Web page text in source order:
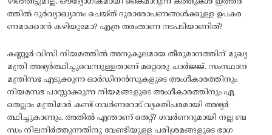
ത്തിൽ ദുർവ്യാഖ്യാനം ചെയ്ത് ദുരാരോപണങ്ങൾക്കുള്ള ഉപകര
ണമാക്കാൻ കഴിയുമോ? എത്ര തരംതാണ നടപടിയാണിത്?
കണ്ണൂർ വിസി നിയമത്തിൽ അനുകൂലമായ തീരുമാനത്തിന് മുഖ്യ
മന്ത്രി അഭ്യർത്ഥിച്ചുവെന്നുള്ളതാണ് മറ്റൊരു ചാർജ്ജ്. സംസ്ഥാന
മന്ത്രിസഭ എടുക്കുന്ന ഓർഡിനൻസുകളുടെ അംഗീകാരത്തിനും
നിയമസഭ പാസ്സാക്കുന്ന നിയമങ്ങളുടെ അംഗീകാരത്തിനും ഏ
തെല്ലാം മന്ത്രിമാർ കണ്ട് ഗവർണറോട് വ്യക്തിപരമായി അഭ്യർ
ത്ഥിച്ചുകാണും. അതിൽ എന്താണ് തെറ്റ്? ഗവർണറുമായി നല്ല ബ
ന്ധം നിലനിർത്തുന്നതിനു വേണ്ടിയുള്ള പരിശ്രമങ്ങളുടെ ഭാഗ